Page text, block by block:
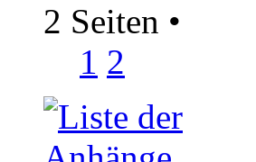
2 Seiten •
1 2